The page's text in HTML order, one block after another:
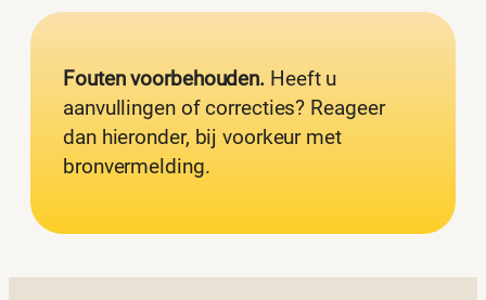
Fouten voorbehouden. Heeft u
aanvullingen of correcties? Reageer
dan hieronder, bij voorkeur met
bronvermelding.